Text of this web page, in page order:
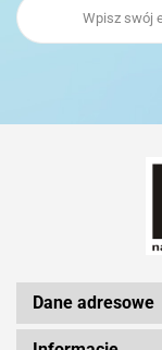
Dane adresowe